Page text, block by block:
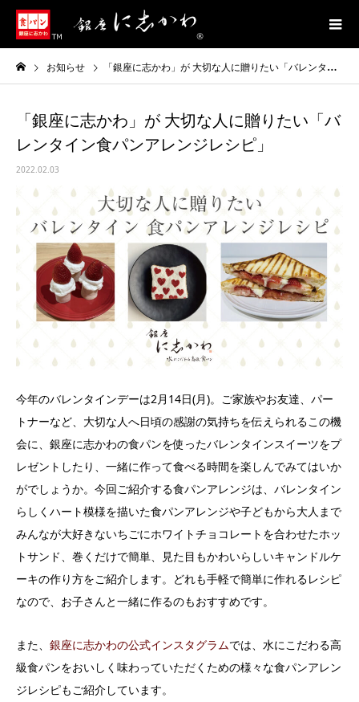
お知らせ 「銀座に志かわ」が 大切な人に贈りたい「バレンタイン食パンアレンジレシピ」
「銀座に志かわ」が 大切な人に贈りたい「バ
レンタイン食パンアレンジレシピ」
2022.02.03
今年のバレンタインデーは2月14日(月)。ご家族やお友達、パー
トナーなど、大切な人へ日頃の感謝の気持ちを伝えられるこの機
会に、銀座に志かわの食パンを使ったバレンタインスイーツをプ
レゼントしたり、一緒に作って食べる時間を楽しんでみてはいか
がでしょうか。今回ご紹介する食パンアレンジは、バレンタイン
らしくハート模様を描いた食パンアレンジや子どもから大人まで
みんなが大好きないちごにホワイトチョコレートを合わせたホッ
トサンド、巻くだけで簡単、見た目もかわいらしいキャンドルケ
ーキの作り方をご紹介します。どれも手軽で簡単に作れるレシピ
なので、お子さんと一緒に作るのもおすすめです。
また、 銀座に志かわの公式インスタグラムでは、水にこだわる高
級食パンをおいしく味わっていただくための様々な食パンアレン
ジレシピもご紹介しています。